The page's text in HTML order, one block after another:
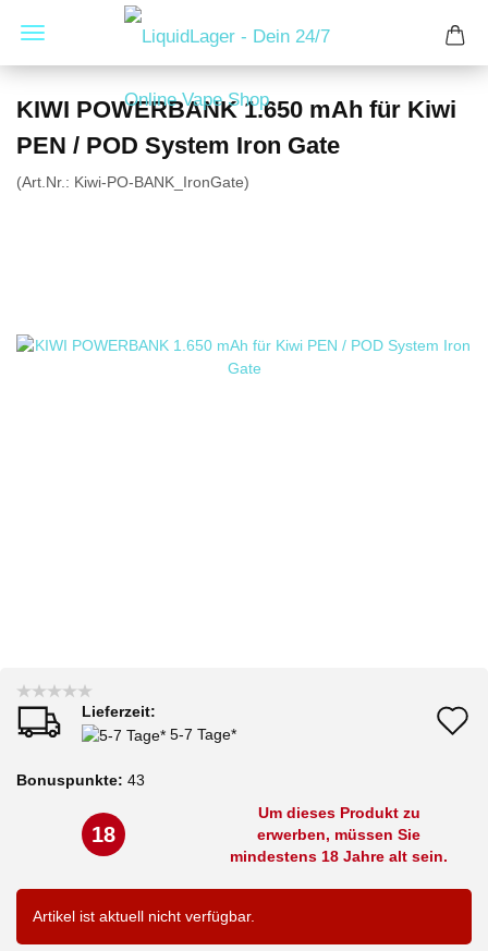
KIWI POWERBANK 1.650 mAh für Kiwi
PEN / POD System Iron Gate
(Art.Nr.: Kiwi-PO-BANK_IronGate)
Lieferzeit:
5-7 Tage*
Bonuspunkte: 43
18
Um dieses Produkt zu
erwerben, müssen Sie
mindestens 18 Jahre alt sein.
Artikel ist aktuell nicht verfügbar.